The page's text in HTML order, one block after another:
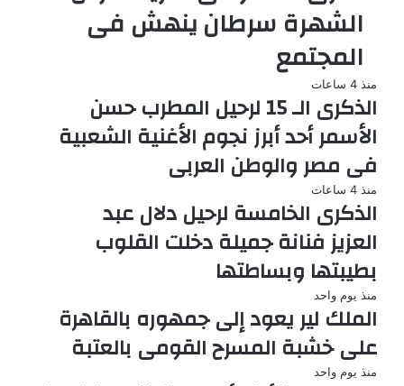
الشهرة سرطان ينهش فى
المجتمع
منذ 4 ساعات
الذكرى الـ 15 لرحيل المطرب حسن
الأسمر أحد أبرز نجوم الأغنية الشعبية
فى مصر والوطن العربى
منذ 4 ساعات
الذكرى الخامسة لرحيل دلال عبد
العزيز فنانة جميلة دخلت القلوب
بطيبتها وبساطتها
منذ يوم واحد
الملك لير يعود إلى جمهوره بالقاهرة
على خشبة المسرح القومى بالعتبة
منذ يوم واحد